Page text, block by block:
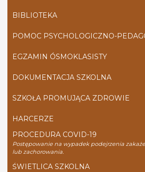
BIBLIOTEKA
POMOC PSYCHOLOGICZNO-
EGZAMIN ÓSMOKLASISTY
DOKUMENTACJA SZKOLNA
SZKOŁA PROMUJĄCA ZDROWIE
HARCERZE
PROCEDURA COVID-19
Postępowanie na wypadek podejrzenia
lub zachorowania.
ŚWIETLICA SZKOLNA